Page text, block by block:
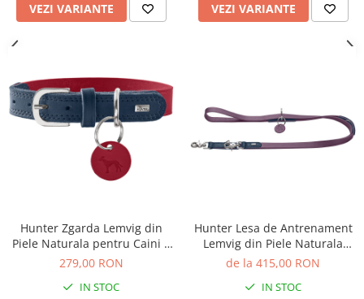
VEZI VARIANTE VEZI VARIANTE
Hunter Zgarda Lemvig din
Piele Naturala pentru Caini L
65 Cm
279,00 RON
IN STOC
Hunter Lesa de Antrenament
Lemvig din Piele Naturala
1.5/200 Cm
de la 415,00 RON
IN STOC